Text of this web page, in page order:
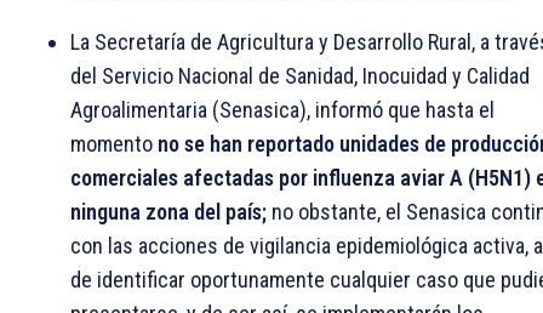
La Secretaría de Agricultura y Desarrollo Rural, a
del Servicio Nacional de Sanidad, Inocuidad y Calidad
Agroalimentaria (Senasica), informó que hasta el
momento no se han reportado unidades de
comerciales afectadas por influenza aviar A (H5N1)
ninguna zona del país; no obstante, el Senasica
con las acciones de vigilancia epidemiológica activa,
de identificar oportunamente cualquier caso que